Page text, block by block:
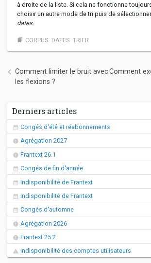
à droite de la liste. Si cela ne fonctionne
choisir un autre mode de tri puis de
dates.
bookmarks CORPUS DATES TRIER
Navigation de l’article
Comment limiter le bruit avec
les flexions ?
Comment
Derniers articles
Congés d'été et réabonnements
Agrégation 2027
Frantext 26.1
Congés de fin d'année
Indisponibilité de Frantext
Indisponibilité de Frantext
Congés d'automne
Agrégation 2026
Frantext 25.2
Indisponibilité des comptes utilisateurs